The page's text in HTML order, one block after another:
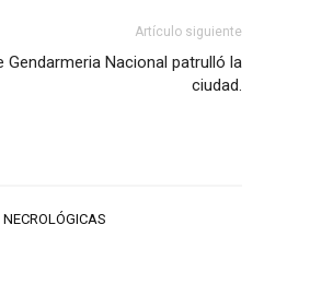
Artículo siguiente
Gendarmeria Nacional patrulló la
ciudad.
NECROLÓGICAS